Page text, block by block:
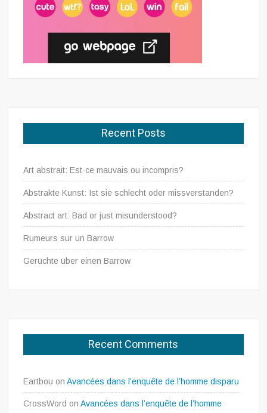
Recent Posts
Art abstrait: Est-ce mauvais ou incompris?
Abstrakte Kunst: Ist sie schlecht oder missverstanden?
Abstract art: Bad or just misunderstood?
Rumeurs sur un Barrow
Gerüchte über einen Barrow
Recent Comments
Eartbou onAvancées dans l’enquête de l’homme disparu
CrossWord onAvancées dans l’enquête de l’homme